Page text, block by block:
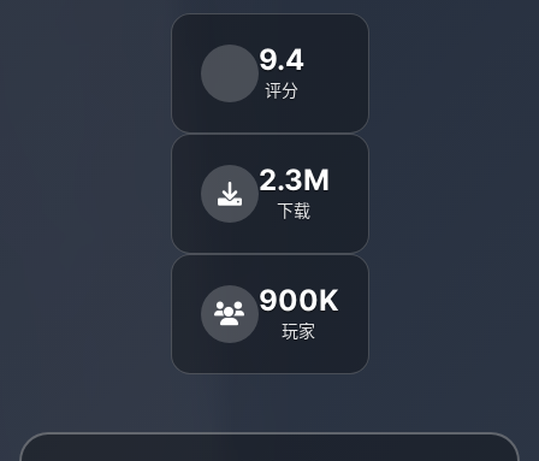
9.4
评分
2.3M
下载
900K
玩家